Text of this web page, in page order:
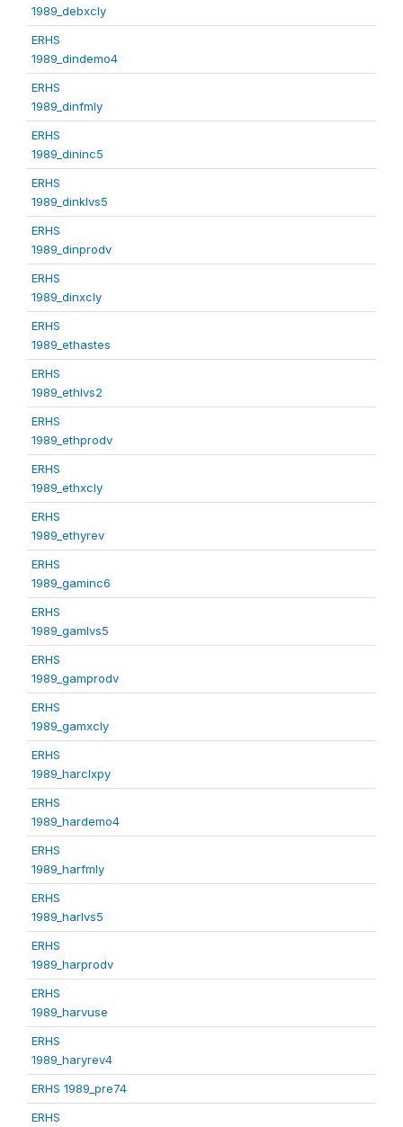
1989_debxcly
ERHS
1989_dindemo4
ERHS
1989_dinfmly
ERHS
1989_dininc5
ERHS
1989_dinklvs5
ERHS
1989_dinprodv
ERHS
1989_dinxcly
ERHS
1989_ethastes
ERHS
1989_ethlvs2
ERHS
1989_ethprodv
ERHS
1989_ethxcly
ERHS
1989_ethyrev
ERHS
1989_gaminc6
ERHS
1989_gamlvs5
ERHS
1989_gamprodv
ERHS
1989_gamxcly
ERHS
1989_harclxpy
ERHS
1989_hardemo4
ERHS
1989_harfmly
ERHS
1989_harlvs5
ERHS
1989_harprodv
ERHS
1989_harvuse
ERHS
1989_haryrev4
ERHS 1989_pre74
ERHS